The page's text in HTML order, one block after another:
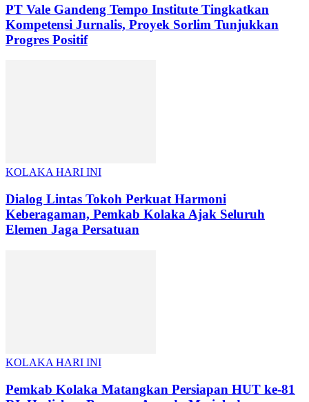
PT Vale Gandeng Tempo Institute Tingkatkan
Kompetensi Jurnalis, Proyek Sorlim Tunjukkan
Progres Positif
KOLAKA HARI INI
Dialog Lintas Tokoh Perkuat Harmoni
Keberagaman, Pemkab Kolaka Ajak Seluruh
Elemen Jaga Persatuan
KOLAKA HARI INI
Pemkab Kolaka Matangkan Persiapan HUT ke-81